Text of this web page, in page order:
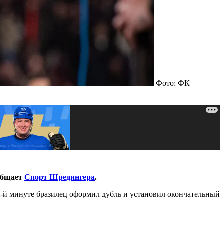
Фото: ФК
Спорт Шредингера.
минуте бразилец оформил дубль и установил окончательный